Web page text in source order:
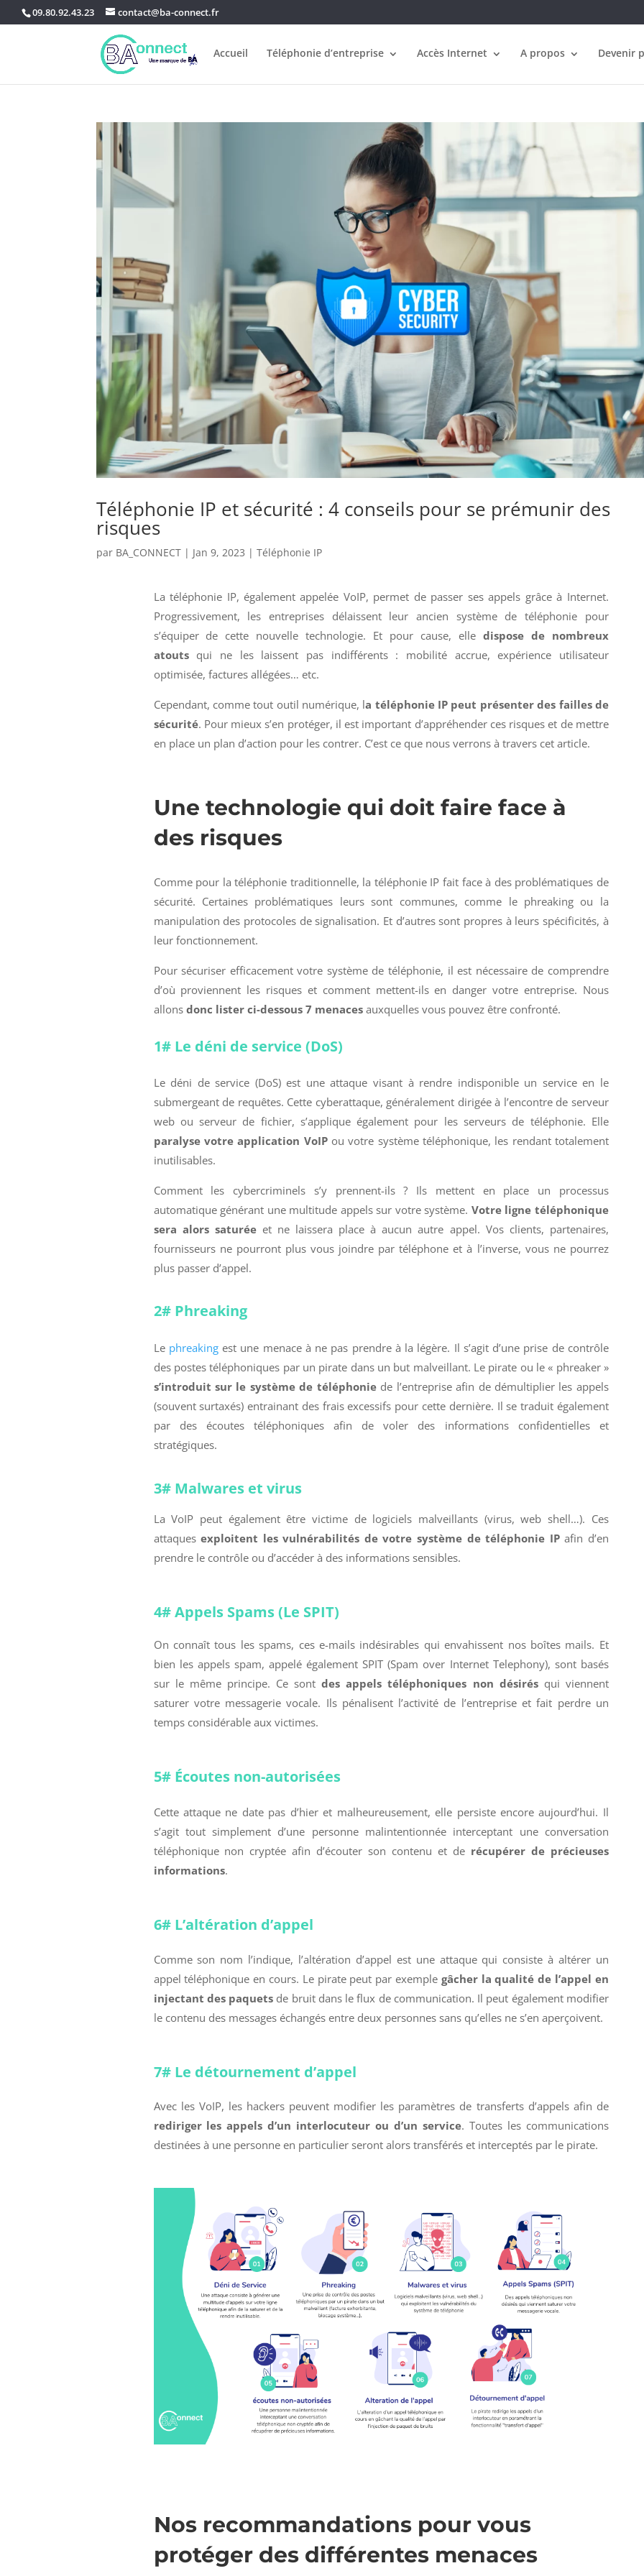
09.80.92.43.23 contact@ba-connect.fr
Accueil Téléphonie d’entreprise Accès Internet A propos Devenir
Téléphonie IP et sécurité : 4 conseils pour se prémunir des
risques
par BA_CONNECT | Jan 9, 2023 |Téléphonie IP
La téléphonie IP, également appelée VoIP, permet de passer ses appels grâce à Internet.
Progressivement, les entreprises délaissent leur ancien système de téléphonie pour
s’équiper de cette nouvelle technologie. Et pour cause, elle dispose de nombreux
atouts qui ne les laissent pas indifférents : mobilité accrue, expérience utilisateur
optimisée, factures allégées… etc.
Cependant, comme tout outil numérique, la téléphonie IP peut présenter des failles de
sécurité. Pour mieux s’en protéger, il est important d’appréhender ces risques et de mettre
en place un plan d’action pour les contrer. C’est ce que nous verrons à travers cet article.
Une technologie qui doit faire face à
des risques
Comme pour la téléphonie traditionnelle, la téléphonie IP fait face à des problématiques de
sécurité. Certaines problématiques leurs sont communes, comme le phreaking ou la
manipulation des protocoles de signalisation. Et d’autres sont propres à leurs spécificités, à
leur fonctionnement.
Pour sécuriser efficacement votre système de téléphonie, il est nécessaire de comprendre
d’où proviennent les risques et comment mettent-ils en danger votre entreprise. Nous
allons donc lister ci-dessous 7 menaces auxquelles vous pouvez être confronté.
1# Le déni de service (DoS)
Le déni de service (DoS) est une attaque visant à rendre indisponible un service en le
submergeant de requêtes. Cette cyberattaque, généralement dirigée à l’encontre de serveur
web ou serveur de fichier, s’applique également pour les serveurs de téléphonie. Elle
paralyse votre application VoIPou votre système téléphonique, les rendant totalement
inutilisables.
Comment les cybercriminels s’y prennent-ils ? Ils mettent en place un processus
automatique générant une multitude appels sur votre système. Votre ligne téléphonique
sera alors saturéeet ne laissera place à aucun autre appel. Vos clients, partenaires,
fournisseurs ne pourront plus vous joindre par téléphone et à l’inverse, vous ne pourrez
plus passer d’appel.
2# Phreaking
Le phreakingest une menace à ne pas prendre à la légère. Il s’agit d’une prise de contrôle
des postes téléphoniques par un pirate dans un but malveillant. Le pirate ou le « phreaker »
s’introduit sur le système de téléphoniede l’entreprise afin de démultiplier les appels
(souvent surtaxés) entrainant des frais excessifs pour cette dernière. Il se traduit également
par des écoutes téléphoniques afin de voler des informations confidentielles et
stratégiques.
3# Malwares et virus
La VoIP peut également être victime de logiciels malveillants (virus, web shell…). Ces
attaquesexploitent les vulnérabilités de votre système de téléphonie IPafin d’en
prendre le contrôle ou d’accéder à des informations sensibles.
4# Appels Spams (Le SPIT)
On connaît tous les spams, ces e-mails indésirables qui envahissent nos boîtes mails. Et
bien les appels spam, appelé également SPIT (Spam over Internet Telephony), sont basés
sur le même principe. Ce sontdes appels téléphoniques non désirésqui viennent
saturer votre messagerie vocale. Ils pénalisent l’activité de l’entreprise et fait perdre un
temps considérable aux victimes.
5# Écoutes non-autorisées
Cette attaque ne date pas d’hier et malheureusement, elle persiste encore aujourd’hui. Il
s’agit tout simplement d’une personne malintentionnée interceptant une conversation
téléphonique non cryptée afin d’écouter son contenu et de récupérer de précieuses
informations.
6# L’altération d’appel
Comme son nom l’indique, l’altération d’appel est une attaque qui consiste à altérer un
appel téléphonique en cours. Le pirate peut par exemple gâcher la qualité de l’appel en
injectant des paquets de bruit dans le flux de communication. Il peut également modifier
le contenu des messages échangés entre deux personnes sans qu’elles ne s’en aperçoivent.
7# Le détournement d’appel
Avec les VoIP, les hackers peuvent modifier les paramètres de transferts d’appels afin de
rediriger les appels d’un interlocuteur ou d’un service. Toutes les communications
destinées à une personne en particulier seront alors transférés et interceptés par le pirate.
Nos recommandations pour vous
protéger des différentes menaces